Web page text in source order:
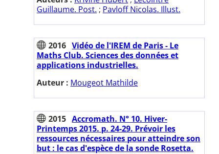
Guillaume. Post. ; Pavloff Nicolas. Illust.
2016 Vidéo de l'IREM de Paris - Le
Maths Club. Sciences des données et
applications industrielles.
Auteur : Mougeot Mathilde
2015 Accromath. N° 10. Hiver-
Printemps 2015. p. 24-29. Prévoir les
ressources nécessaires pour atteindre son
but : le cas d'espèce de la sonde Rosetta.